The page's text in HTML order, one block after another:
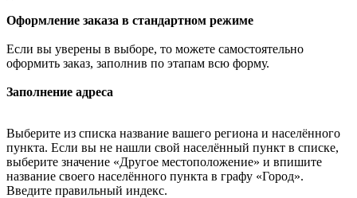
Оформление заказа в стандартном режиме
Если вы уверены в выборе, то можете самостоятельно
оформить заказ, заполнив по этапам всю форму.
Заполнение адреса
Выберите из списка название вашего региона и населённого
пункта. Если вы не нашли свой населённый пункт в списке,
выберите значение «Другое местоположение» и впишите
название своего населённого пункта в графу «Город».
Введите правильный индекс.